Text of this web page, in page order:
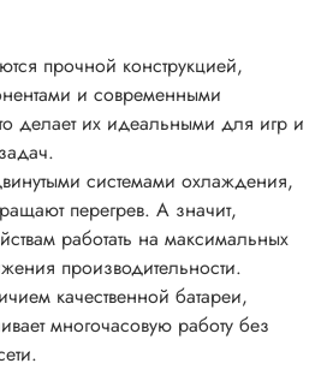
прочной конструкцией,
и современными
делает их идеальными для игр и
системами охлаждения,
перегрев. А значит,
работать на максимальных
производительности.
качественной батареи,
многочасовую работу без